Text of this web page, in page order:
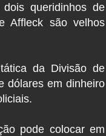
queridinhos de
Affleck são velhos
da Divisão de
dólares em dinheiro
pode colocar em